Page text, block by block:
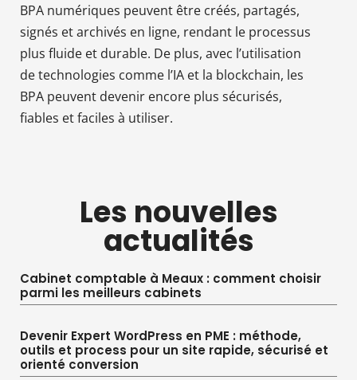
BPA numériques peuvent être créés, partagés,
signés et archivés en ligne, rendant le processus
plus fluide et durable. De plus, avec l’utilisation
de technologies comme l’IA et la blockchain, les
BPA peuvent devenir encore plus sécurisés,
fiables et faciles à utiliser.
Les nouvelles
actualités
Cabinet comptable à Meaux : comment choisir
parmi les meilleurs cabinets
Devenir Expert WordPress en PME : méthode,
outils et process pour un site rapide, sécurisé et
orienté conversion